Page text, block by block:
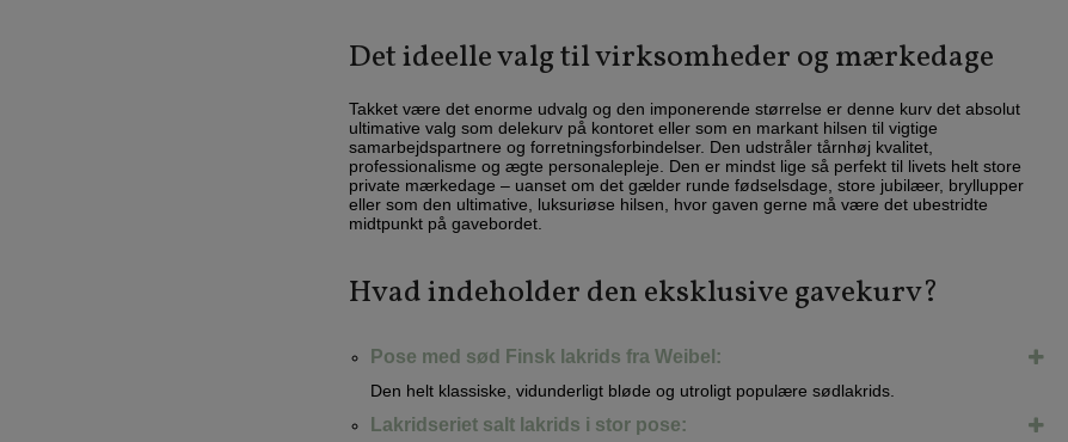
Det ideelle valg til virksomheder og mærkedage
Takket være det enorme udvalg og den imponerende størrelse er denne kurv det absolut
ultimative valg som delekurv på kontoret eller som en markant hilsen til vigtige
samarbejdspartnere og forretningsforbindelser. Den udstråler tårnhøj kvalitet,
professionalisme og ægte personalepleje. Den er mindst lige så perfekt til livets helt store
private mærkedage – uanset om det gælder runde fødselsdage, store jubilæer, bryllupper
eller som den ultimative, luksuriøse hilsen, hvor gaven gerne må være det ubestridte
midtpunkt på gavebordet.
Hvad indeholder den eksklusive gavekurv?
Pose med sød Finsk lakrids fra Weibel:
Den helt klassiske, vidunderligt bløde og utroligt populære sødlakrids.
Lakridseriet salt lakrids i stor pose: